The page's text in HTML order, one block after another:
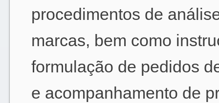
procedimentos de
marcas, bem como
formulação de pedidos
e acompanhamento de